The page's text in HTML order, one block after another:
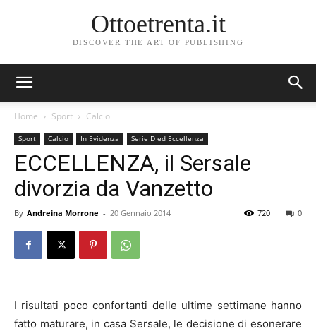
Ottoetrenta.it
DISCOVER THE ART OF PUBLISHING
Home Sport Calcio
Sport Calcio In Evidenza Serie D ed Eccellenza
ECCELLENZA, il Sersale
divorzia da Vanzetto
By Andreina Morrone - 20 Gennaio 2014 0
720
I risultati poco confortanti delle ultime settimane hanno
fatto maturare, in casa Sersale, le decisione di esonerare